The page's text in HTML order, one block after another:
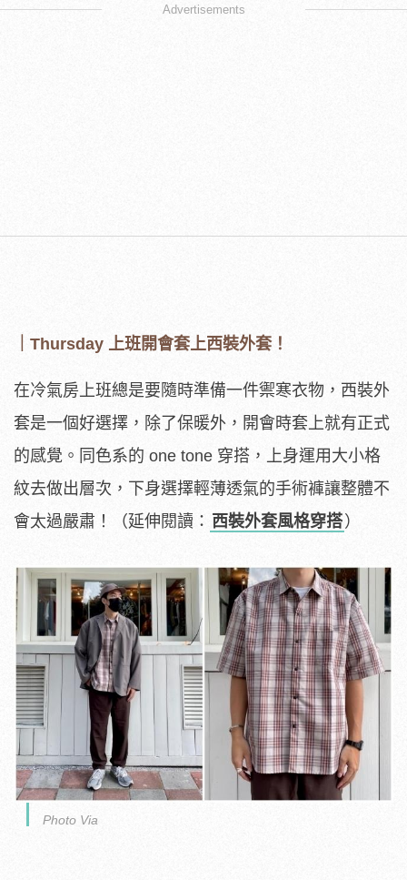
Advertisements
｜Thursday 上班開會套上西裝外套！
在冷氣房上班總是要隨時準備一件禦寒衣物，西裝外
套是一個好選擇，除了保暖外，開會時套上就有正式
的感覺。同色系的 one tone 穿搭，上身運用大小格
紋去做出層次，下身選擇輕薄透氣的手術褲讓整體不
會太過嚴肅！（延伸閱讀： 西裝外套風格穿搭）
Photo Via